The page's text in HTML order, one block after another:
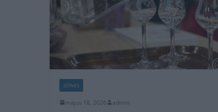
SZÍNES
május 18, 2026 admin